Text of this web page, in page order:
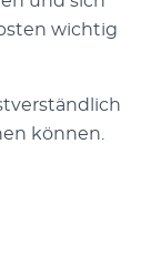
wichtig
können.